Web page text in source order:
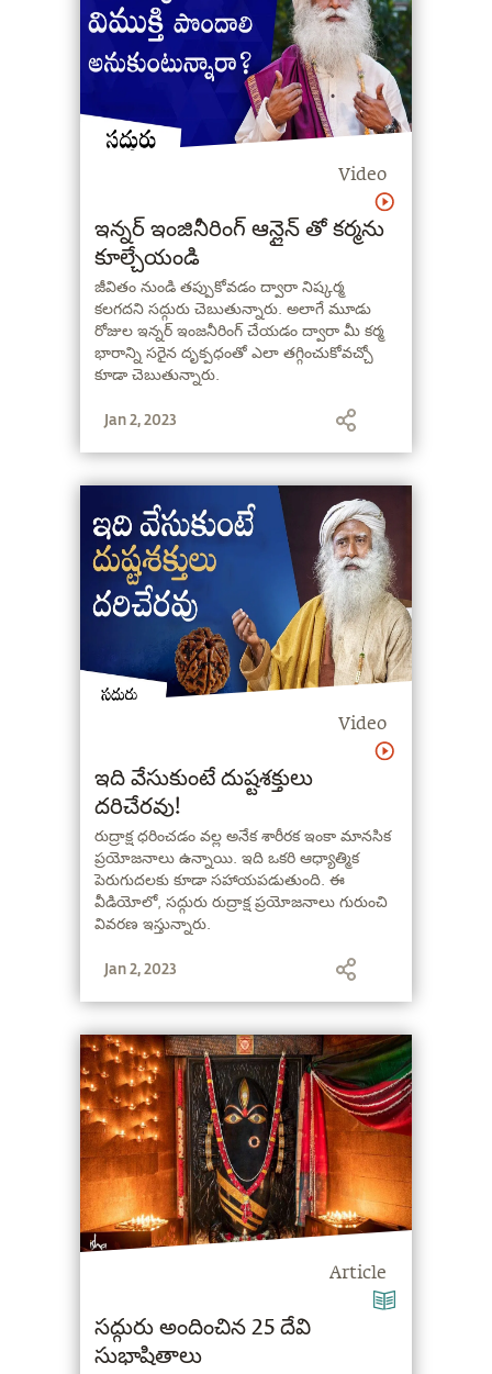
Video
ఇన్నర్ ఇంజినీరింగ్ ఆన్లైన్ తో కర్మను
కూల్చేయండి
జీవితం నుండి తప్పుకోవడం ద్వారా నిష్కర్మ
కలగదని సద్గురు చెబుతున్నారు. అలాగే మూడు
రోజుల ఇన్నర్ ఇంజనీరింగ్ చేయడం ద్వారా మీ కర్మ
భారాన్ని సరైన దృక్పధంతో ఎలా తగ్గించుకోవచ్చో
కూడా చెబుతున్నారు.
Jan 2, 2023
Video
ఇది వేసుకుంటే దుష్టశక్తులు
దరిచేరవు!
రుద్రాక్ష ధరించడం వల్ల అనేక శారీరక ఇంకా మానసిక
ప్రయోజనాలు ఉన్నాయి. ఇది ఒకరి ఆధ్యాత్మిక
పెరుగుదలకు కూడా సహాయపడుతుంది. ఈ
వీడియోలో, సద్గురు రుద్రాక్ష ప్రయోజనాలు గురుంచి
వివరణ ఇస్తున్నారు.
Jan 2, 2023
Article
సద్గురు అందించిన 25 దేవి
సుభాషితాలు